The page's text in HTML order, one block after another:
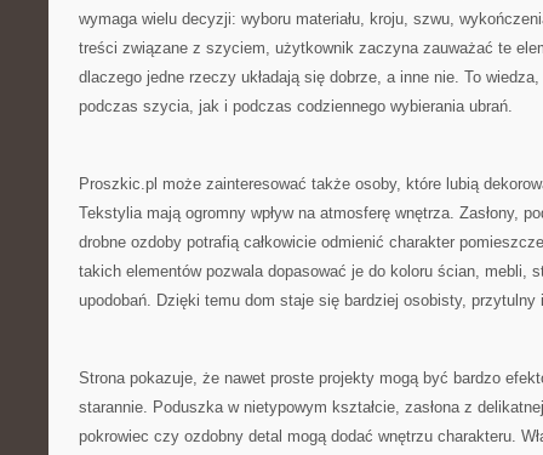
wymaga wielu decyzji: wyboru materiału, kroju, szwu,
treści związane z szyciem, użytkownik zaczyna zauważać te
dlaczego jedne rzeczy układają się dobrze, a inne nie. To
podczas szycia, jak i podczas codziennego wybierania ubrań.
Proszkic.pl może zainteresować także osoby, które lubią
Tekstylia mają ogromny wpływ na atmosferę wnętrza. Zasłony,
drobne ozdoby potrafią całkowicie odmienić charakter
takich elementów pozwala dopasować je do koloru ścian, mebli,
upodobań. Dzięki temu dom staje się bardziej osobisty, przytulny
Strona pokazuje, że nawet proste projekty mogą być bardzo
starannie. Poduszka w nietypowym kształcie, zasłona z
pokrowiec czy ozdobny detal mogą dodać wnętrzu charakteru.